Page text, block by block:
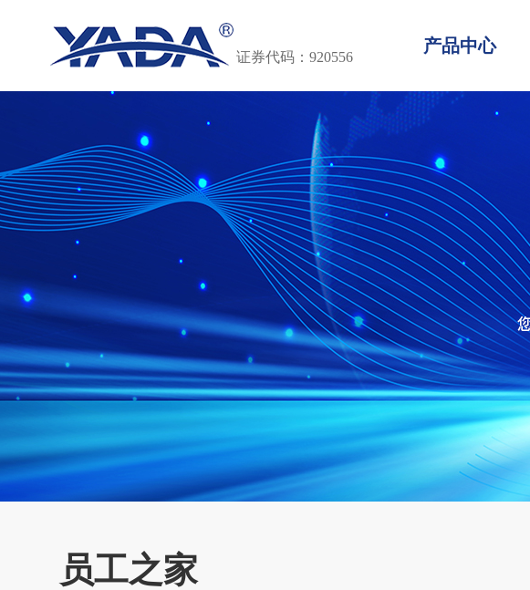
证券代码：920556
产品中心
员工之家